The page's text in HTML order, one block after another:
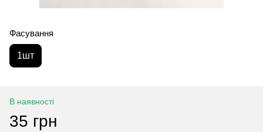
Фасування
1шт
В наявності
35 грн